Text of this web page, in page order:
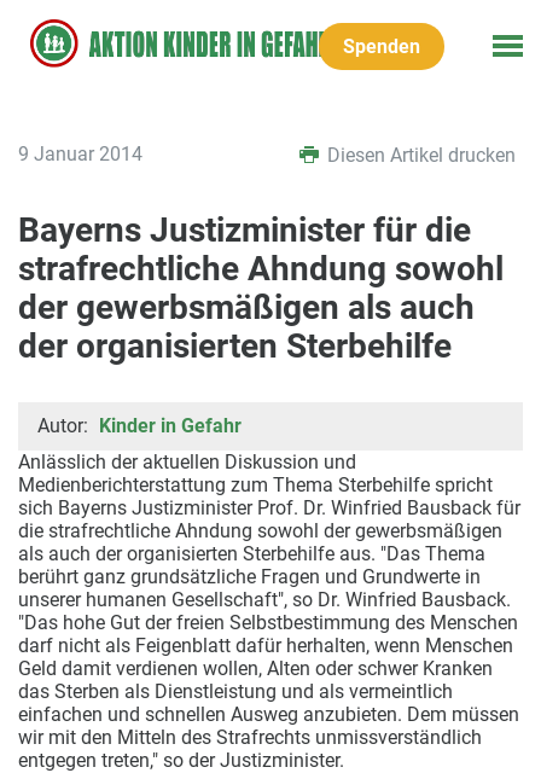
Spenden
9 Januar 2014 Diesen Artikel drucken
Bayerns Justizminister für die
strafrechtliche Ahndung sowohl
der gewerbsmäßigen als auch
der organisierten Sterbehilfe
Autor: Kinder in Gefahr
Anlässlich der aktuellen Diskussion und
Medienberichterstattung zum Thema Sterbehilfe spricht
sich Bayerns Justizminister Prof. Dr. Winfried Bausback für
die strafrechtliche Ahndung sowohl der gewerbsmäßigen
als auch der organisierten Sterbehilfe aus. "Das Thema
berührt ganz grundsätzliche Fragen und Grundwerte in
unserer humanen Gesellschaft", so Dr. Winfried Bausback.
"Das hohe Gut der freien Selbstbestimmung des Menschen
darf nicht als Feigenblatt dafür herhalten, wenn Menschen
Geld damit verdienen wollen, Alten oder schwer Kranken
das Sterben als Dienstleistung und als vermeintlich
einfachen und schnellen Ausweg anzubieten. Dem müssen
wir mit den Mitteln des Strafrechts unmissverständlich
entgegen treten," so der Justizminister.